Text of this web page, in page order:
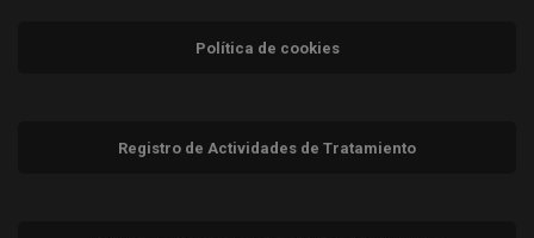
Política de cookies
Registro de Actividades de Tratamiento